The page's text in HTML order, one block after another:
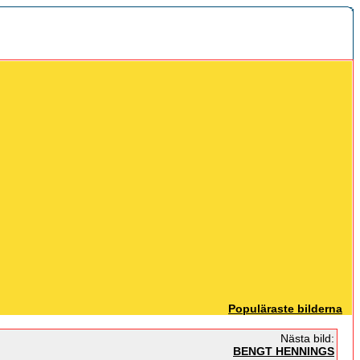
Populäraste bilderna
Nästa bild:
BENGT HENNINGS